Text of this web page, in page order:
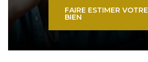
FAIRE ESTIMER VOTRE
BIEN